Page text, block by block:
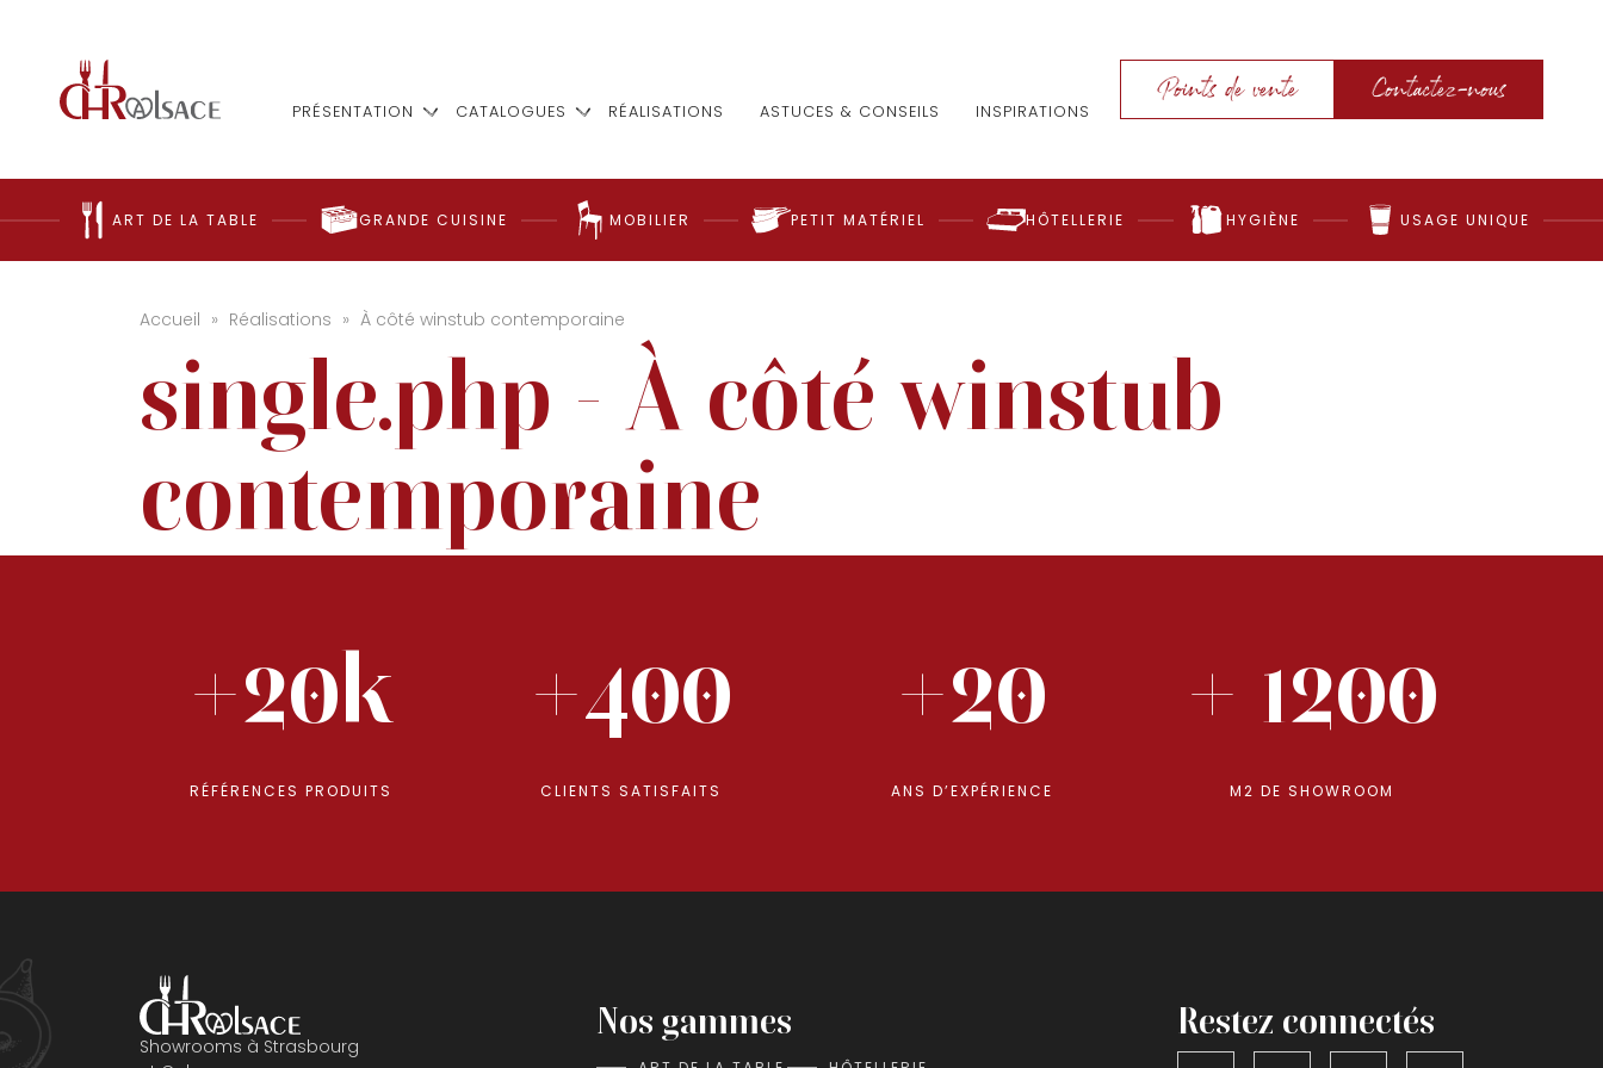
PRÉSENTATION CATALOGUES RÉALISATIONS ASTUCES & CONSEILS INSPIRATIONS
Points de vente Contactez-nous
ART DE LA TABLE GRANDE CUISINE MOBILIER PETIT MATÉRIEL HÔTELLERIE HYGIÈNE USAGE UNIQUE
Accueil » Réalisations » À côté winstub contemporaine
single.php - À côté winstub
contemporaine
+20k
RÉFÉRENCES PRODUITS
+400
CLIENTS SATISFAITS
+20
ANS D’EXPÉRIENCE
+ 1200
M2 DE SHOWROOM
Showrooms à Strasbourg
Nos gammes Restez connectés